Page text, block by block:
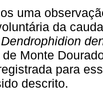
uma
da
Dendrophidion
Monte
para
descrito.